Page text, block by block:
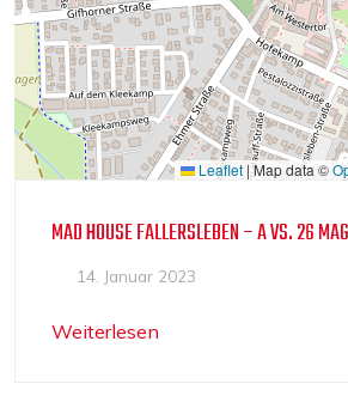
Leaflet |Map data ©
MAD HOUSE FALLERSLEBEN – A VS. 26
14. Januar 2023
Weiterlesen